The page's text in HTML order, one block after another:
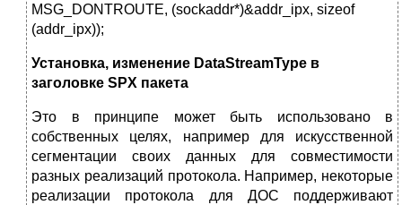
MSG_DONTROUTE, (sockaddr*)&addr_ipx, sizeof
(addr_ipx));
Установка, изменение DataStreamType в
заголовке SPX пакета
Это в принципе может быть использовано в
собственных целях, например для искусственной
сегментации своих данных для совместимости
разных реализаций протокола. Например, некоторые
реализации протокола для ДОС поддерживают